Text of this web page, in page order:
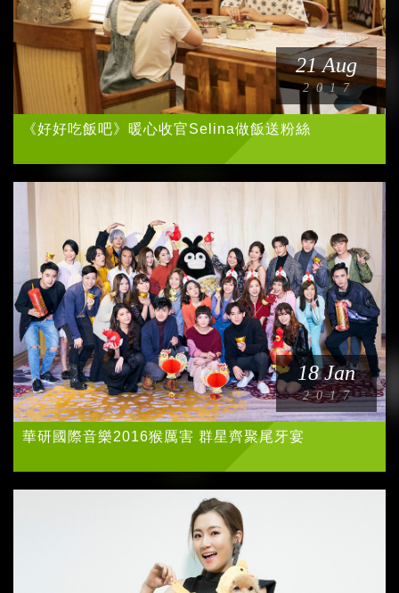
郁可唯
曾沛慈
木木 林葦妮
JUD 陳泳希
babyMINT
沒有才能
鄭馥儀
劉子絢
掰掰啾啾
爽爽貓
SAYONARA DUCK
陳森田
21 Aug
2017
《好好吃飯吧》暖心收官Selina做飯送粉絲
18 Jan
2017
華研國際音樂2016猴厲害 群星齊聚尾牙宴